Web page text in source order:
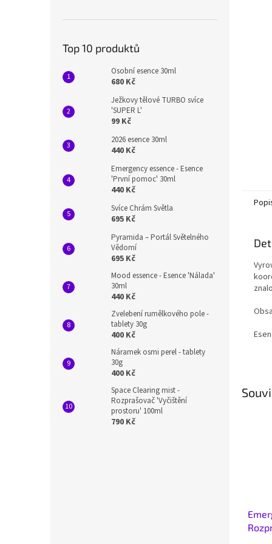
Top 10 produktů
Osobní esence 30ml
680 Kč
Ježkovy tělové TURBO svíce
'SUPER L'
99 Kč
2026 esence 30ml
440 Kč
Emergency essence - Esence
'První pomoc' 30ml
440 Kč
Svíce Chrám Světla
695 Kč
Pyramida – Portál Světelného
Vědomí
695 Kč
Mood essence - Esence 'Nálada'
30ml
440 Kč
Zvelebení rumělkového pole -
tablety 30g
400 Kč
Náramek osmi perel - tablety
30g
400 Kč
Space Clearing mist -
Rozprašovač 'Vyčištění
prostoru' 100ml
790 Kč